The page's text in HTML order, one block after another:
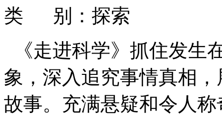
类 别：探索
《走进科学》抓住发生
象，深入追究事情真相
故事。充满悬疑和令人